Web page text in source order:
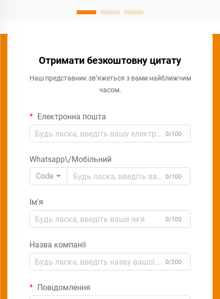
Отримати безкоштовну цитату
Наш представник зв’яжеться з вами найближчим
часом.
Електронна пошта
0/100
Whatsapp\/Мобільний
Code
0/100
Ім'я
0/100
Назва компанії
0/200
Повідомлення